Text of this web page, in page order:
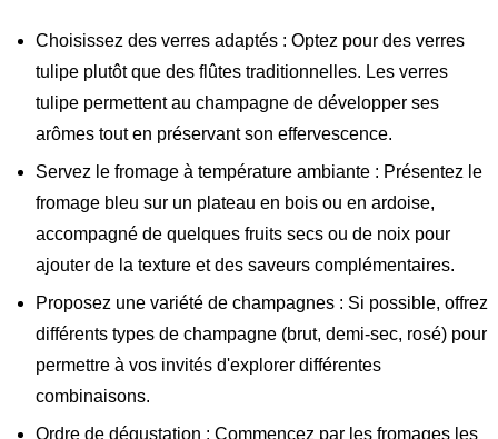
Choisissez des verres adaptés : Optez pour des verres
tulipe plutôt que des flûtes traditionnelles. Les verres
tulipe permettent au champagne de développer ses
arômes tout en préservant son effervescence.
Servez le fromage à température ambiante : Présentez le
fromage bleu sur un plateau en bois ou en ardoise,
accompagné de quelques fruits secs ou de noix pour
ajouter de la texture et des saveurs complémentaires.
Proposez une variété de champagnes : Si possible, offrez
différents types de champagne (brut, demi-sec, rosé) pour
permettre à vos invités d'explorer différentes
combinaisons.
Ordre de dégustation : Commencez par les fromages les